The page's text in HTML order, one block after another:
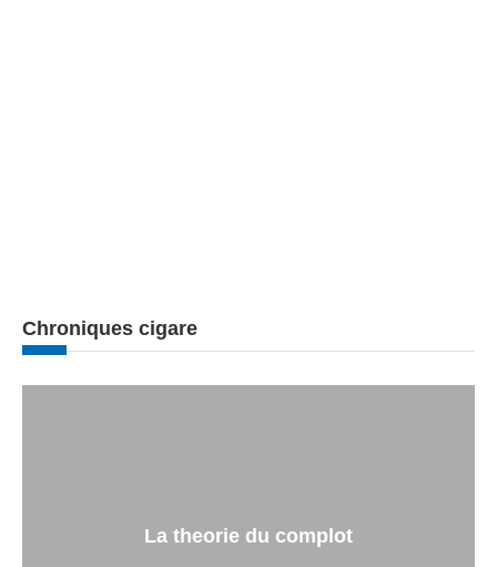
Chroniques cigare
La theorie du complot